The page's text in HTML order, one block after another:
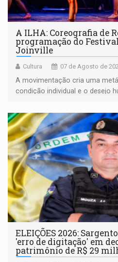
A ILHA: Coreografia de
programação do
Joinville
Cultura 07 de Agosto de
A movimentação cria uma
condição individual e o desejo
ELEIÇÕES 2026:
'erro de digitação' em
patrimônio de R$ 29